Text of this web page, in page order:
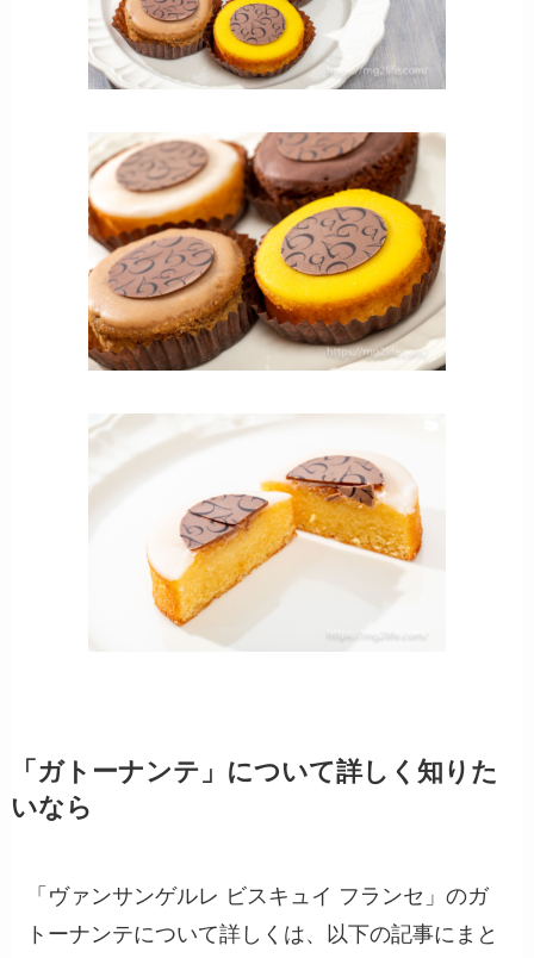
「ガトーナンテ」について詳しく知りた
いなら
「ヴァンサンゲルレ ビスキュイ フランセ」のガ
トーナンテについて詳しくは、以下の記事にまと